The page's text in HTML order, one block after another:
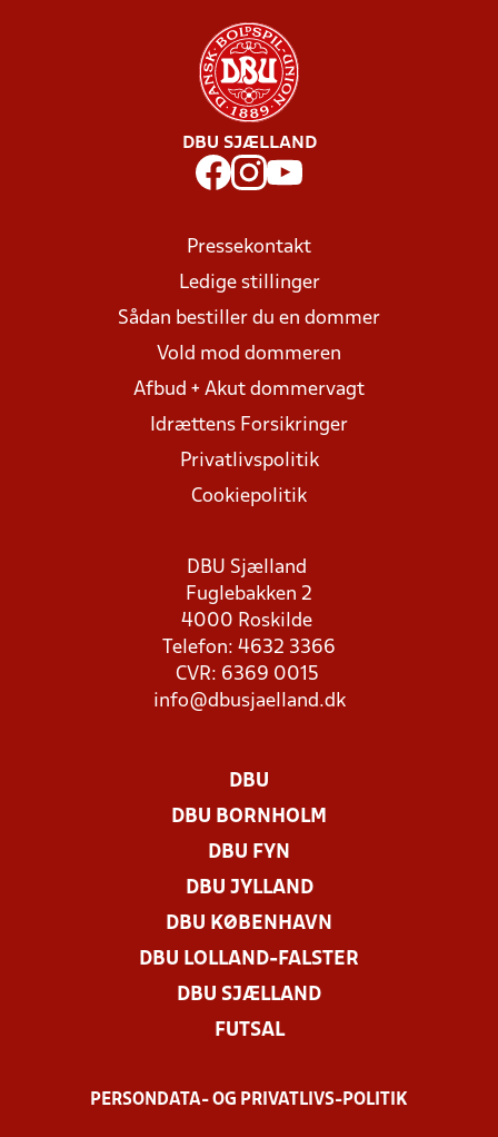
DBU SJÆLLAND
Pressekontakt
Ledige stillinger
Sådan bestiller du en dommer
Vold mod dommeren
Afbud + Akut dommervagt
Idrættens Forsikringer
Privatlivspolitik
Cookiepolitik
DBU Sjælland
Fuglebakken 2
4000 Roskilde
Telefon: 4632 3366
CVR: 6369 0015
info@dbusjaelland.dk
DBU
DBU BORNHOLM
DBU FYN
DBU JYLLAND
DBU KØBENHAVN
DBU LOLLAND-FALSTER
DBU SJÆLLAND
FUTSAL
PERSONDATA- OG PRIVATLIVS-POLITIK